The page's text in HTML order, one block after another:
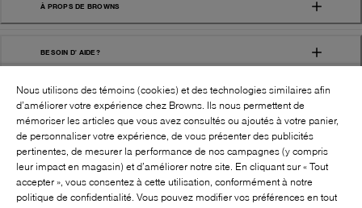
À PROPS DE BROWNS
BESOIN D' AIDE?
SUIVEZ-NOUS!:
Nous utilisons des témoins (cookies) et des technologies similaires afin
d’améliorer votre expérience chez Browns. Ils nous permettent de
mémoriser les articles que vous avez consultés ou ajoutés à votre panier,
de personnaliser votre expérience, de vous présenter des publicités
pertinentes, de mesurer la performance de nos campagnes (y compris
leur impact en magasin) et d’améliorer notre site. En cliquant sur « Tout
accepter », vous consentez à cette utilisation, conformément à notre
politique de confidentialité. Vous pouvez modifier vos préférences en tout